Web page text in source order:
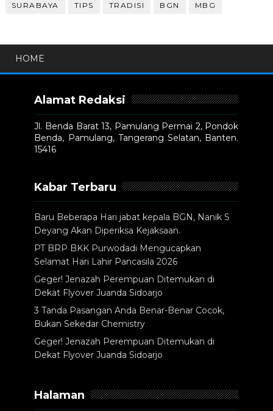
SURABAYA TIPS TRADISI BGN MBG
HOME
Alamat Redaksi
Jl. Benda Barat 13, Pamulang Permai 2, Pondok
Benda, Pamulang, Tangerang Selatan, Banten.
15416
Kabar Terbaru
Baru Beberapa Hari jabat kepala BGN, Nanik S
Deyang Akan Diperiksa Kejaksaan.
PT BRP BKK Purwodadi Mengucapkan
Selamat Hari Lahir Pancasila 2026
Geger! Jenazah Perempuan Ditemukan di
Dekat Flyover Juanda Sidoarjo
3 Tanda Pasangan Anda Benar-Benar Cocok,
Bukan Sekedar Chemistry
Geger! Jenazah Perempuan Ditemukan di
Dekat Flyover Juanda Sidoarjo
Halaman